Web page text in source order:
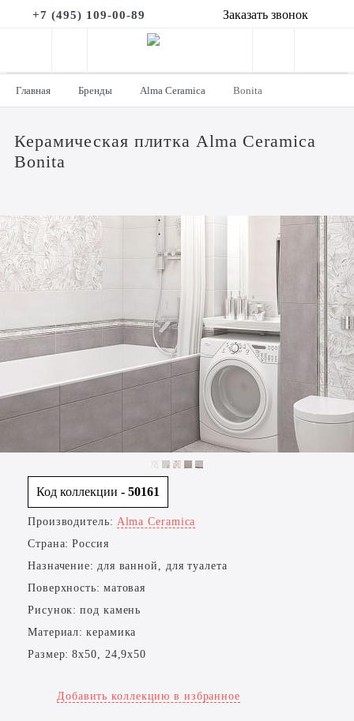
+7 (495) 109-00-89 Заказать звонок
Главная Бренды Alma Ceramica Bonita
Керамическая плитка Alma Ceramica
Bonita
Код коллекции - 50161
Производитель: Alma Ceramica
Страна: Россия
Назначение: для ванной, для туалета
Поверхность: матовая
Рисунок: под камень
Материал: керамика
Размер: 8x50, 24,9x50
Добавить коллекцию в избранное